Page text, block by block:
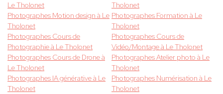
Le Tholonet
Tholonet
Photographes Motion design à Le
Tholonet
Photographes Formation à Le
Tholonet
Photographes Cours de
Photographie à Le Tholonet
Photographes Cours de
Vidéo/Montage à Le Tholonet
Photographes Cours de Drone à
Le Tholonet
Photographes Atelier photo à Le
Tholonet
Photographes IA générative à Le
Tholonet
Photographes Numérisation à Le
Tholonet